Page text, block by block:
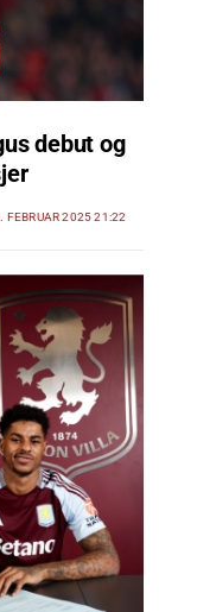
debut og
FEBRUAR 2025 21:22